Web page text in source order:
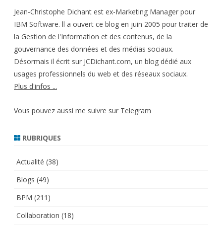
Jean-Christophe Dichant est ex-Marketing Manager pour
IBM Software. ll a ouvert ce blog en juin 2005 pour traiter de
la Gestion de l'Information et des contenus, de la
gouvernance des données et des médias sociaux.
Désormais il écrit sur JCDichant.com, un blog dédié aux
usages professionnels du web et des réseaux sociaux.
Plus d'infos ...
Vous pouvez aussi me suivre sur Telegram
RUBRIQUES
Actualité (38)
Blogs (49)
BPM (211)
Collaboration (18)